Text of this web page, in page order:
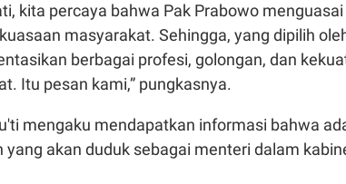
kita percaya bahwa Pak Prabowo
masyarakat. Sehingga, yang dipilih
berbagai profesi, golongan, dan
Itu pesan kami,” pungkasnya.
mengaku mendapatkan informasi bahwa
akan duduk sebagai menteri dalam